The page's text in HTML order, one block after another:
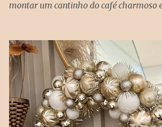
montar um cantinho do café charmoso e
cantinho do café pode ser montado na
jantar, escritório, varanda, embaixo da
boa dica para te ajudar é escolher um
uma opção de tomada ao seu redor. O
definir onde será o seu cantinho do café
que te traga sensações de paz,